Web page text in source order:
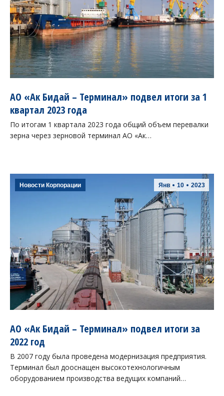
АО «Ак Бидай – Терминал» подвел итоги за 1
квартал 2023 года
По итогам 1 квартала 2023 года общий объем перевалки
зерна через зерновой терминал АО «Ак…
Янв 10 2023
Новости Корпорации
АО «Ак Бидай – Терминал» подвел итоги за
2022 год
В 2007 году была проведена модернизация предприятия.
Терминал был дооснащен высокотехнологичным
оборудованием производства ведущих компаний…